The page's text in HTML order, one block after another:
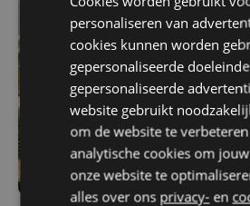
personaliseren van
cookies kunnen worden
gepersonaliseerde
gepersonaliseerde
website gebruikt
om de website te
analytische cookies om
onze website te
alles over ons privacy- en